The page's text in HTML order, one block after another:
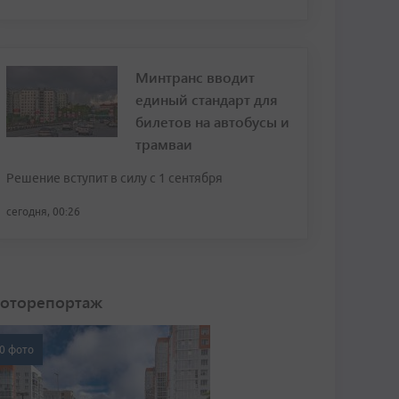
Минтранс вводит
единый стандарт для
билетов на автобусы и
трамваи
Решение вступит в силу с 1 сентября
сегодня, 00:26
фото